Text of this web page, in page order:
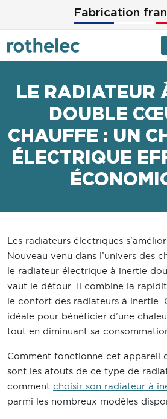
Aller au contenu principal
Fabrication
LE RADIATEUR
DOUBLE
CHAUFFE : UN
ÉLECTRIQUE
Les radiateurs électriques
Nouveau venu dans l’univers des
le radiateur électrique à inertie
vaut le détour. Il combine la
le confort des radiateurs à inertie.
idéale pour bénéficier d’une
tout en diminuant sa
Comment fonctionne cet appareil
sont les atouts de ce type de
comment choisir son radiateur à
parmi les nombreux modèles